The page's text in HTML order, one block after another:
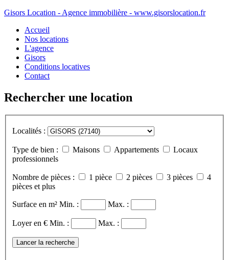
Gisors Location - Agence immobilière - www.gisorslocation.fr
Accueil
Nos locations
L'agence
Gisors
Conditions locatives
Contact
Rechercher une location
Localités :
Type de bien : Maisons Appartements
Locaux
professionnels
Nombre de pièces : 1 pièce 2 pièces 3 pièces
4
pièces et plus
Surface en m² Min. : Max. :
Loyer en € Min. : Max. :
Lancer la recherche